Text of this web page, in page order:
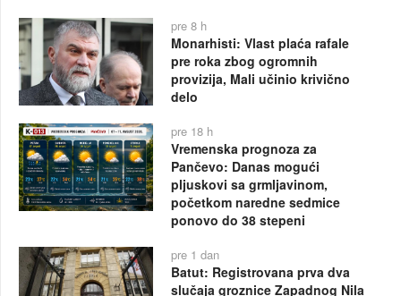
pre 8 h
Monarhisti: Vlast plaća rafale
pre roka zbog ogromnih
provizija, Mali učinio krivično
delo
pre 18 h
Vremenska prognoza za
Pančevo: Danas mogući
pljuskovi sa grmljavinom,
početkom naredne sedmice
ponovo do 38 stepeni
pre 1 dan
Batut: Registrovana prva dva
slučaja groznice Zapadnog Nila